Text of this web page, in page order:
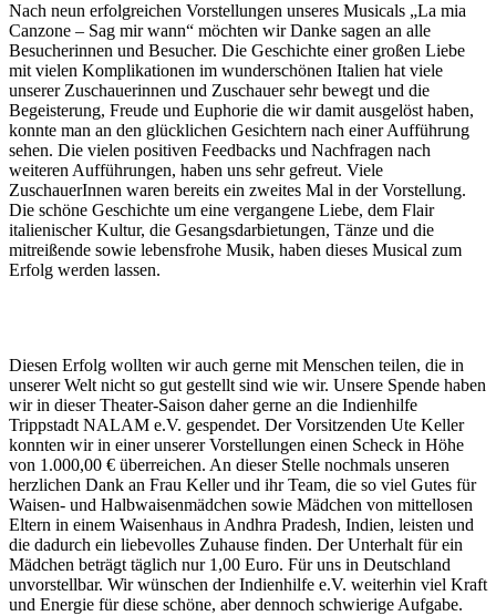
Nach neun erfolgreichen Vorstellungen unseres Musicals „La mia
Canzone – Sag mir wann“ möchten wir Danke sagen an alle
Besucherinnen und Besucher. Die Geschichte einer großen Liebe
mit vielen Komplikationen im wunderschönen Italien hat viele
unserer Zuschauerinnen und Zuschauer sehr bewegt und die
Begeisterung, Freude und Euphorie die wir damit ausgelöst haben,
konnte man an den glücklichen Gesichtern nach einer Aufführung
sehen. Die vielen positiven Feedbacks und Nachfragen nach
weiteren Aufführungen, haben uns sehr gefreut. Viele
ZuschauerInnen waren bereits ein zweites Mal in der Vorstellung.
Die schöne Geschichte um eine vergangene Liebe, dem Flair
italienischer Kultur, die Gesangsdarbietungen, Tänze und die
mitreißende sowie lebensfrohe Musik, haben dieses Musical zum
Erfolg werden lassen.
Diesen Erfolg wollten wir auch gerne mit Menschen teilen, die in
unserer Welt nicht so gut gestellt sind wie wir. Unsere Spende haben
wir in dieser Theater-Saison daher gerne an die Indienhilfe
Trippstadt NALAM e.V. gespendet. Der Vorsitzenden Ute Keller
konnten wir in einer unserer Vorstellungen einen Scheck in Höhe
von 1.000,00 € überreichen. An dieser Stelle nochmals unseren
herzlichen Dank an Frau Keller und ihr Team, die so viel Gutes für
Waisen- und Halbwaisenmädchen sowie Mädchen von mittellosen
Eltern in einem Waisenhaus in Andhra Pradesh, Indien, leisten und
die dadurch ein liebevolles Zuhause finden. Der Unterhalt für ein
Mädchen beträgt täglich nur 1,00 Euro. Für uns in Deutschland
unvorstellbar. Wir wünschen der Indienhilfe e.V. weiterhin viel Kraft
und Energie für diese schöne, aber dennoch schwierige Aufgabe.